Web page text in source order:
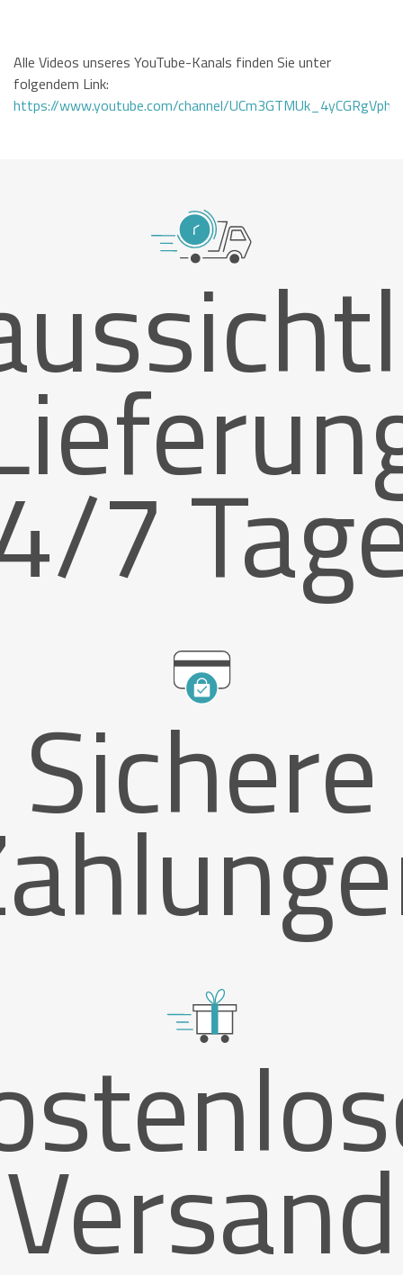
Alle Videos unseres YouTube-Kanals finden Sie unter
folgendem Link:
https://www.youtube.com/channel/
7
Sichere
Versand